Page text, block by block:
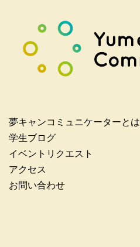
夢キャンコミュニケーターとは
学生ブログ
イベントリクエスト
アクセス
お問い合わせ